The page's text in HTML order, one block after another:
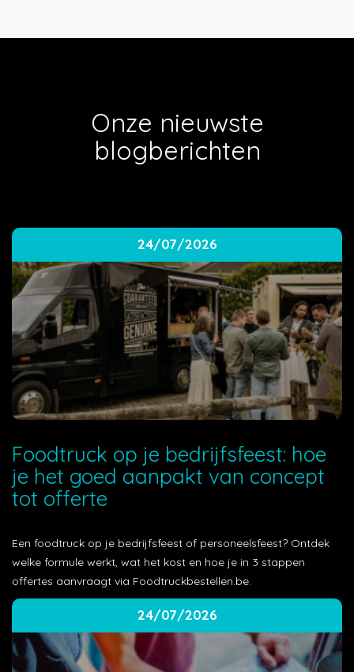
Onze nieuwste
blogberichten
24/07/2026
Foodtruck op je bedrijfsfeest: hoe
je het goed aanpakt van concept
tot offerte
Een foodtruck op je bedrijfsfeest of personeelsfeest? Ontdek
welke formule werkt, wat het kost en hoe je in 3 stappen
offertes aanvraagt via Foodtruckbestellen.be.
24/07/2026